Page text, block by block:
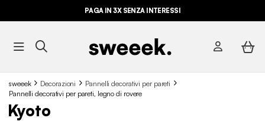
PAGA IN 3X SENZA INTERESSI
sweeek Decorazioni
Pannelli decorativi per pareti
Pannelli decorativi per pareti, legno di rovere
Kyoto